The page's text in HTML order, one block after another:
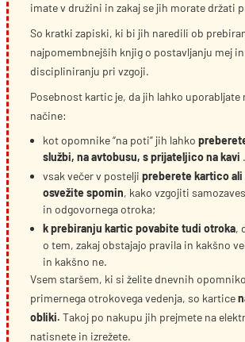
imate v družini in zakaj se jih morate držati
So kratki zapiski, ki bi jih naredili ob
najpomembnejših knjig o postavljanju mej
discipliniranju pri vzgoji.
Posebnost kartic je, da jih lahko uporabljate
načine:
kot opomnike “na poti” jih lahko
službi, na avtobusu, s prijateljico na kavi
vsak večer v postelji preberete kartico ali
osvežite spomin, kako vzgojiti
in odgovornega otroka;
k prebiranju kartic povabite tudi otroka,
o tem, zakaj obstajajo pravila in kakšno
in kakšno ne.
Vsem staršem, ki si želite dnevnih
primernega otrokovega vedenja, so kartice
obliki. Takoj po nakupu jih prejmete na
natisnete in izrežete.